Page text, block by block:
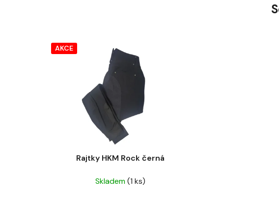
AKCE
Rajtky HKM Rock černá
Skladem(1 ks)